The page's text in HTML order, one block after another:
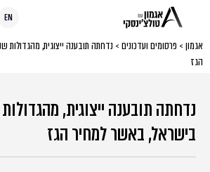
EN
אגמון > פרסומים ועדכונים > נדחתה תובענה ייצוגית, מהגדולות
הגז
נדחתה תובענה ייצוגית,
בישראל, באשר למחיר הגז